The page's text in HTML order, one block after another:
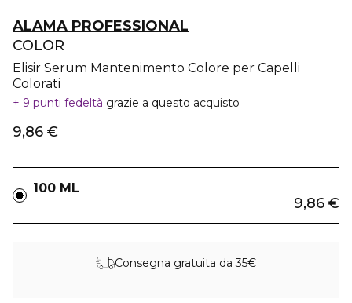
ALAMA PROFESSIONAL
COLOR
Elisir Serum Mantenimento Colore per Capelli
Colorati
9 punti fedeltà grazie a questo acquisto
9,86 €
100 ML
9,86 €
Consegna gratuita da 35€